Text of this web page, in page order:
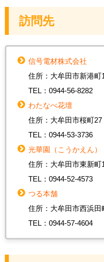
訪問先
信号電材株式会社
住所：大牟田市新港町
TEL：0944-56-8282
わたなべ花壇
住所：大牟田市桜町27
TEL：0944-53-3736
光華園（こうかえん）
住所：大牟田市東新町
TEL：0944-52-4573
つる本舗
住所：大牟田市西浜田
TEL：0944-57-4604